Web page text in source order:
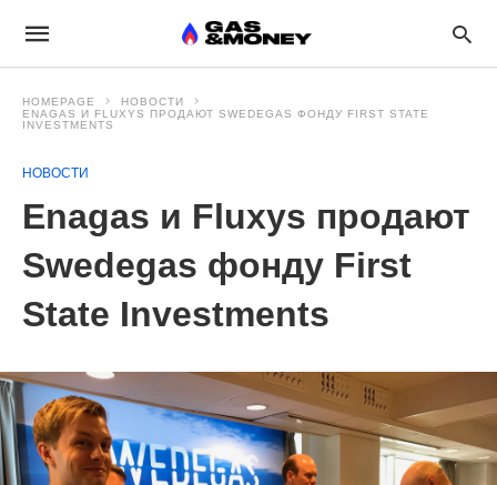
HOMEPAGE
НОВОСТИ
ENAGAS И FLUXYS ПРОДАЮТ SWEDEGAS ФОНДУ FIRST STATE
INVESTMENTS
НОВОСТИ
Enagas и Fluxys продают
Swedegas фонду First
State Investments